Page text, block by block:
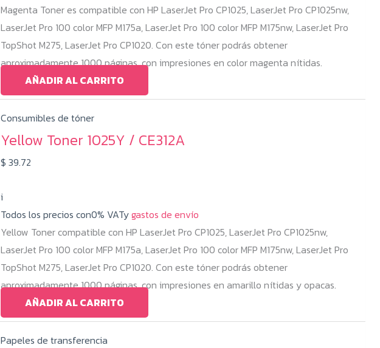
Magenta Toner es compatible con HP LaserJet Pro CP1025, LaserJet Pro CP1025nw,
LaserJet Pro 100 color MFP M175a, LaserJet Pro 100 color MFP M175nw, LaserJet Pro
TopShot M275, LaserJet Pro CP1020. Con este tóner podrás obtener
aproximadamente 1000 páginas, con impresiones en color magenta nítidas.
AÑADIR AL CARRITO
Consumibles de tóner
Yellow Toner 1025Y / CE312A
$ 39.72
i
Todos los precios con0% VATygastos de envío
Yellow Toner compatible con HP LaserJet Pro CP1025, LaserJet Pro CP1025nw,
LaserJet Pro 100 color MFP M175a, LaserJet Pro 100 color MFP M175nw, LaserJet Pro
TopShot M275, LaserJet Pro CP1020. Con este tóner podrás obtener
aproximadamente 1000 páginas, con impresiones en amarillo nítidas y opacas.
AÑADIR AL CARRITO
Papeles de transferencia